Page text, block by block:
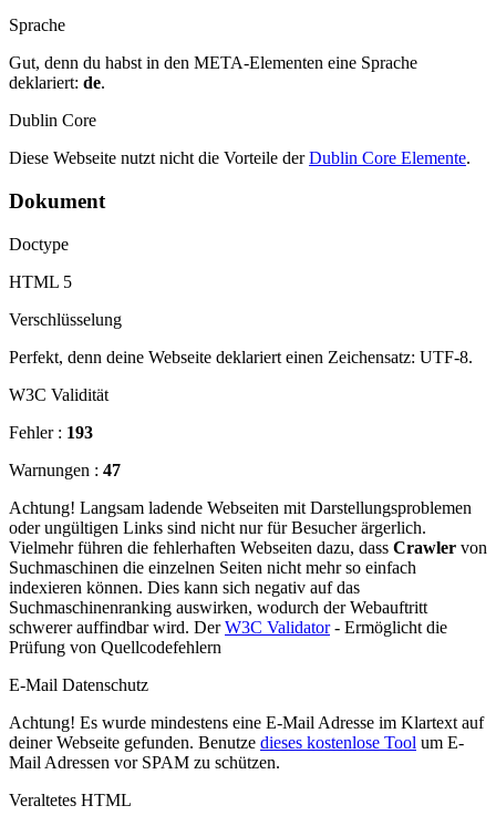
Sprache
Gut, denn du habst in den META-Elementen eine Sprache
deklariert: de.
Dublin Core
Diese Webseite nutzt nicht die Vorteile derDublin Core Elemente.
Dokument
Doctype
HTML 5
Verschlüsselung
Perfekt, denn deine Webseite deklariert einen Zeichensatz: UTF-8.
W3C Validität
Fehler : 193
Warnungen : 47
Achtung! Langsam ladende Webseiten mit Darstellungsproblemen
oder ungültigen Links sind nicht nur für Besucher ärgerlich.
Vielmehr führen die fehlerhaften Webseiten dazu, dass Crawler von
Suchmaschinen die einzelnen Seiten nicht mehr so einfach
indexieren können. Dies kann sich negativ auf das
Suchmaschinenranking auswirken, wodurch der Webauftritt
schwerer auffindbar wird. DerW3C Validator- Ermöglicht die
Prüfung von Quellcodefehlern
E-Mail Datenschutz
Achtung! Es wurde mindestens eine E-Mail Adresse im Klartext auf
deiner Webseite gefunden. Benutze dieses kostenlose Tool um E-
Mail Adressen vor SPAM zu schützen.
Veraltetes HTML